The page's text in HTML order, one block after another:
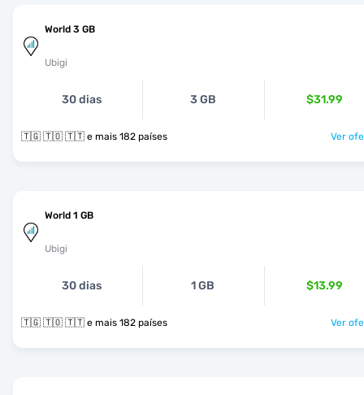
World 3 GB
Ubigi
30 dias 3 GB $31.99
🇹🇬 🇹🇴 🇹🇹 e mais 182 países Ver
World 1 GB
Ubigi
30 dias 1 GB $13.99
🇹🇬 🇹🇴 🇹🇹 e mais 182 países Ver